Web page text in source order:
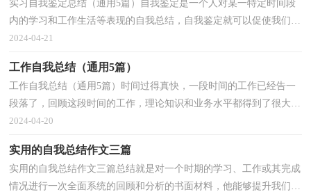
实习自我鉴定总结（通用5篇）自我鉴定是一个人对某一特定时间段
内的学习和工作生活等表现的自我总结，自我鉴定就可以促使我们思
考，因此十分有必须要写一份自我鉴定哦。那么自我鉴...
2024-04-21
工作自我总结（通用5篇）
工作自我总结（通用5篇）时间过得真快，一段时间的工作已经告一
段落了，回顾这段时间的工作，理论知识和业务水平都得到了很大提
高，来为这一年的工作写一份工作总结吧。那么要如何写呢？...
2024-04-20
实用的自我总结作文三篇
实用的自我总结作文三篇总结就是对一个时期的学习、工作或其完成
情况进行一次全面系统的回顾和分析的书面材料，他能够提升我们的